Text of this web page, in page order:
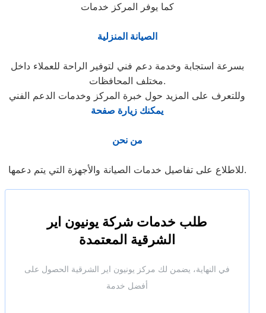
كما يوفر المركز خدمات
الصيانة المنزلية
بسرعة استجابة وخدمة دعم فني لتوفير الراحة للعملاء داخل
مختلف المحافظات.
وللتعرف على المزيد حول خبرة المركز وخدمات الدعم الفني
يمكنك زيارة صفحة
من نحن
للاطلاع على تفاصيل خدمات الصيانة والأجهزة التي يتم دعمها.
طلب خدمات شركة يونيون اير
الشرقية المعتمدة
في النهاية، يضمن لك مركز يونيون اير الشرقية الحصول على
أفضل خدمة